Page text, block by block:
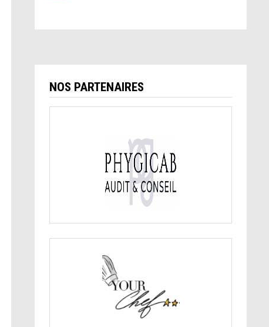
NOS PARTENAIRES